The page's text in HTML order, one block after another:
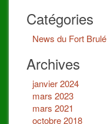
Catégories
News du Fort Brulé
Archives
janvier 2024
mars 2023
mars 2021
octobre 2018